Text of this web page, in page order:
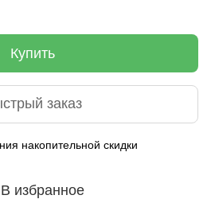
Купить
заказ
накопительной скидки
В избранное